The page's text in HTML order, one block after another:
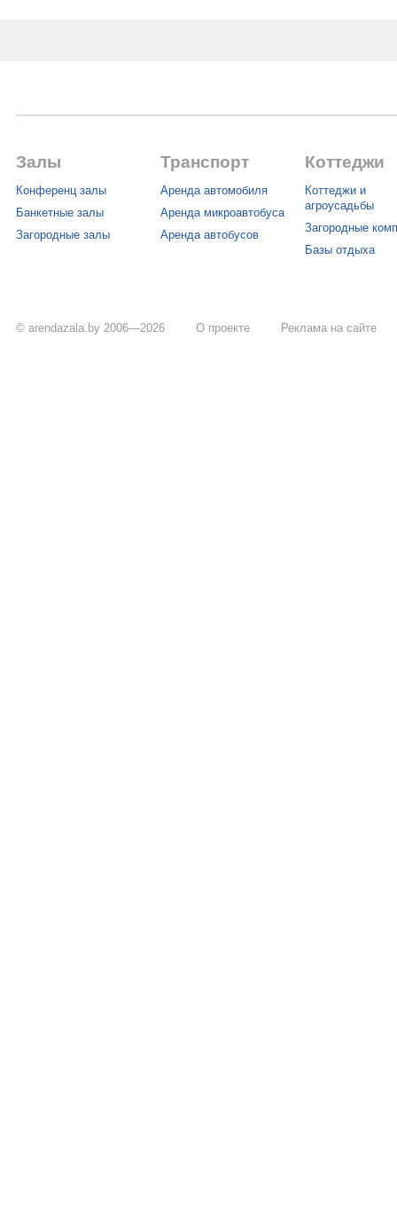
Залы
Конференц залы
Банкетные залы
Загородные залы
Транспорт
Аренда автомобиля
Аренда микроавтобуса
Аренда автобусов
Коттеджи
Коттеджи и
агроусадьбы
Загородные
Базы отдыха
© arendazala.by 2006—2026 О проекте Реклама на сайте